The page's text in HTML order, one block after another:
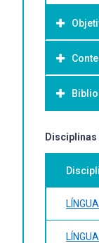
Disciplinas